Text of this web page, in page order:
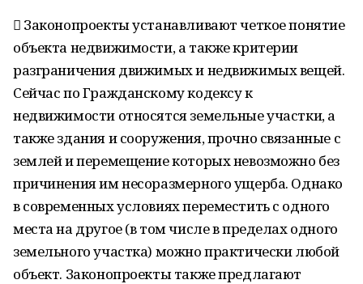
 Законопроекты устанавливают четкое понятие
объекта недвижимости, а также критерии
разграничения движимых и недвижимых вещей.
Сейчас по Гражданскому кодексу к
недвижимости относятся земельные участки, а
также здания и сооружения, прочно связанные с
землей и перемещение которых невозможно без
причинения им несоразмерного ущерба. Однако
в современных условиях переместить с одного
места на другое (в том числе в пределах одного
земельного участка) можно практически любой
объект. Законопроекты также предлагают